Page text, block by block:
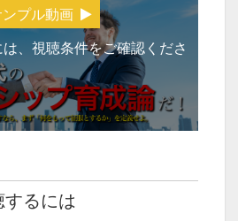
プル動画
、視聴条件をご確認くださ
するには